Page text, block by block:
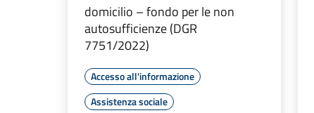
domicilio – fondo per le non
autosufficienze (DGR
7751/2022)
Accesso all'informazione
Assistenza sociale